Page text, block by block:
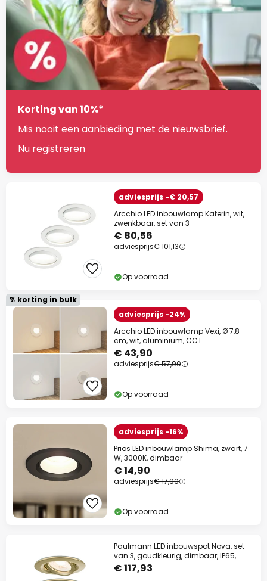
Korting van 10%*
Mis nooit een aanbieding met de nieuwsbrief.
Nu registreren
adviesprijs -€ 20,57
Arcchio LED inbouwlamp Katerin, wit,
zwenkbaar, set van 3
€ 80,56
adviesprijs€ 101,13
Op voorraad
% korting in bulk
adviesprijs -24%
Arcchio LED inbouwlamp Vexi, Ø 7,8
cm, wit, aluminium, CCT
€ 43,90
adviesprijs€ 57,90
Op voorraad
adviesprijs -16%
Prios LED inbouwlamp Shima, zwart, 7
W, 3000K, dimbaar
€ 14,90
adviesprijs€ 17,90
Op voorraad
Paulmann LED inbouwspot Nova, set
van 3, goudkleurig, dimbaar, IP65,
2700K
€ 117,93